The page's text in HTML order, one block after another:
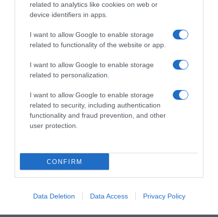
related to analytics like cookies on web or
device identifiers in apps.
I want to allow Google to enable storage
related to functionality of the website or app.
I want to allow Google to enable storage
related to personalization.
I want to allow Google to enable storage
related to security, including authentication
functionality and fraud prevention, and other
user protection.
CONFIRM
Data Deletion Data Access Privacy Policy
ΣΥΝΟΔΟΣ ΚΟΡΥΦΗΣ ΝΑΤΟ